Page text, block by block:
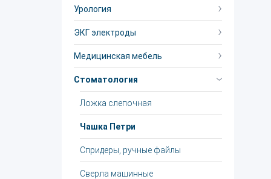
Урология
ЭКГ электроды
Медицинская мебель
Стоматология
Ложка слепочная
Чашка Петри
Спридеры, ручные файлы
Сверла машинные